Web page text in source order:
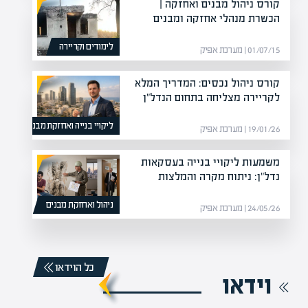
לימודים וקריירה
קורס ניהול מבנים ואחזקה |
הכשרת מנהלי אחזקה ומבנים
01/07/15 | מערכת אפיק
ליקויי בנייה ואחזקת מבנים
קורס ניהול נכסים: המדריך המלא
לקריירה מצליחה בתחום הנדל"ן
19/01/26 | מערכת אפיק
ניהול ואחזקת מבנים
משמעות ליקויי בנייה בעסקאות
נדל"ן: ניתוח מקרה והמלצות
24/05/26 | מערכת אפיק
וידאו
כל הוידאו